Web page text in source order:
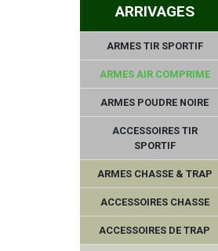
ARRIVAGES
ARMES TIR SPORTIF
ARMES AIR COMPRIME
ARMES POUDRE NOIRE
ACCESSOIRES TIR
SPORTIF
ARMES CHASSE & TRAP
ACCESSOIRES CHASSE
ACCESSOIRES DE TRAP